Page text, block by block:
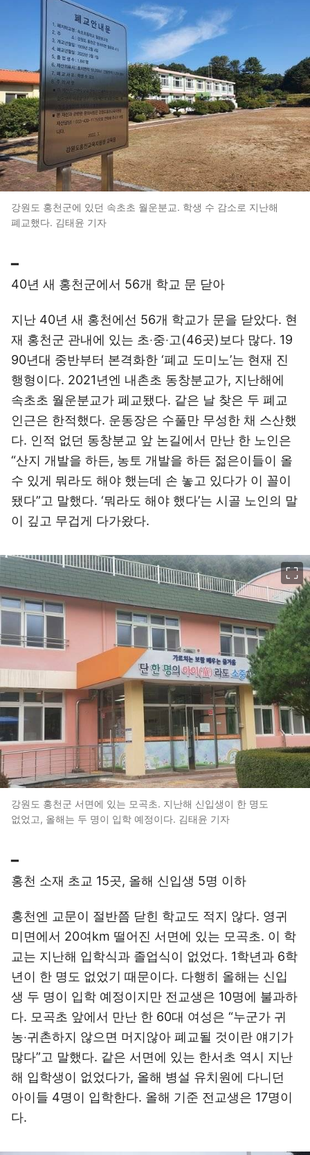
강원도 홍천군에 있던 속초초 월운분교. 학생 수 감소로 지난해
폐교했다. 김태윤 기자
━
40년 새 홍천군에서 56개 학교 문 닫아
지난 40년 새 홍천에선 56개 학교가 문을 닫았다. 현
재 홍천군 관내에 있는 초‧중‧고(46곳)보다 많다. 19
90년대 중반부터 본격화한 ‘폐교 도미노’는 현재 진
행형이다. 2021년엔 내촌초 동창분교가, 지난해에
속초초 월운분교가 폐교됐다. 같은 날 찾은 두 폐교
인근은 한적했다. 운동장은 수풀만 무성한 채 스산했
다. 인적 없던 동창분교 앞 논길에서 만난 한 노인은
“산지 개발을 하든, 농토 개발을 하든 젊은이들이 올
수 있게 뭐라도 해야 했는데 손 놓고 있다가 이 꼴이
됐다”고 말했다. ‘뭐라도 해야 했다’는 시골 노인의 말
이 깊고 무겁게 다가왔다.
강원도 홍천군 서면에 있는 모곡초. 지난해 신입생이 한 명도
없었고, 올해는 두 명이 입학 예정이다. 김태윤 기자
━
홍천 소재 초교 15곳, 올해 신입생 5명 이하
홍천엔 교문이 절반쯤 닫힌 학교도 적지 않다. 영귀
미면에서 20여km 떨어진 서면에 있는 모곡초. 이 학
교는 지난해 입학식과 졸업식이 없었다. 1학년과 6학
년이 한 명도 없었기 때문이다. 다행히 올해는 신입
생 두 명이 입학 예정이지만 전교생은 10명에 불과하
다. 모곡초 앞에서 만난 한 60대 여성은 “누군가 귀
농‧귀촌하지 않으면 머지않아 폐교될 것이란 얘기가
많다”고 말했다. 같은 서면에 있는 한서초 역시 지난
해 입학생이 없었다가, 올해 병설 유치원에 다니던
아이들 4명이 입학한다. 올해 기준 전교생은 17명이
다.